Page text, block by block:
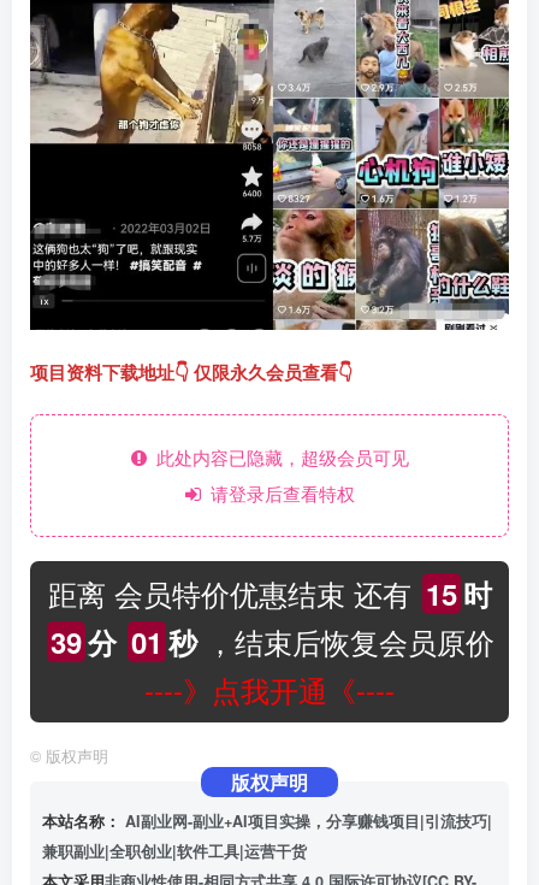
项目资料下载地址👇 仅限永久会员查看👇
此处内容已隐藏，超级会员可见
请登录后查看特权
距离 会员特价优惠结束 还有 15时
39分 01 秒，结束后恢复会员原价
----》点我开通《----
© 版权声明
版权声明
本站名称： AI副业网-副业+AI项目实操，分享赚钱项目|引流技巧|
兼职副业|全职创业|软件工具|运营干货